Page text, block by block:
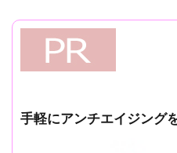
手軽にアンチエイジング